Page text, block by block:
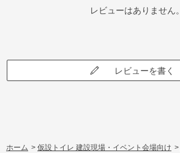
レビューはありません。
レビューを書く
ホーム > 仮設トイレ 建設現場・イベント会場向け >